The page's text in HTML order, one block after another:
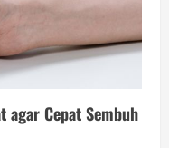
agar Cepat Sembuh